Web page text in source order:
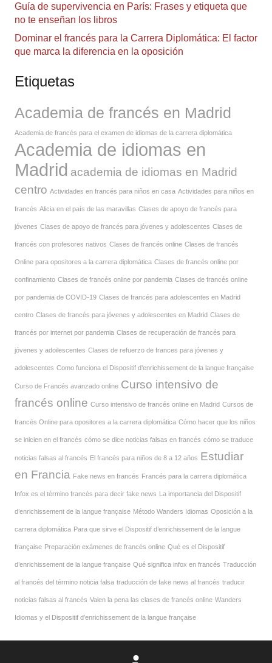
Guía de supervivencia en París: Frases y etiqueta que
no te enseñan los libros
Dominar el francés para la Carrera Diplomática: El factor
que marca la diferencia en la oposición
Etiquetas
Academia de francés en Madrid
Academia de francés para el examen de idiomas de la carrera diplomática
Academia de idiomas en
Madrid academia de idiomas en Madrid
centro Actividades en francés para niños en casa Actividades para niños en
francés Alicia en el país de las maravillas Clases de apoyo de francés para
jóvenes Clases de apoyo de francés para jóvenes y adolescentes Clases de
francés con profesores nativos Clases de francés online Clases de francés
Online para opositores a la carrera diplomática Clases de francés online por
confinamiento Clases de francés online por pandemia Clases de francés online
por pandemia de COVID-19 Clases de francés para adolescentes en Madrid
centro Clases de francés para jóvenes y adolescentes en Madrid Clases de
francés por internet por pandemia Clases de recuperación de francés para
jóvenes y adoilescentes Clases de refuerzo de frances para jóvenes y
adolescentes Como funciona el Dispositif d’enrichissement de la langue française
Curso de Francés avanzado online Curso intensivo de
francés online Curso intensivo de francés online en Madrid Cursos de
francés Online para opositores a la carrera diplomática Cómo hacer que los niños
se inicien en el francés cómo se dice noticias falsas en francés cómo se traduce
noticias falsas al francés El francés para niños de 8 a 12 años Estudiar
en Francia Fake news en francés Francés para la carrera diplomática
Infox es el término francés para decir fake news La importancia del Dispositif
d’enrichissement de la langue française Método Wanders Idiomas Oposición a la
carrera diplomática Para que sirve el Dispositif d’enrichissement de la langue
française Preparación exámenes de francés online Qué es el Dispositif
d’enrichissement de la langue française Qué significa infox en francés Traducción
al francés del término noticia falsa traducción de fake news al francés traducir
noticias falsas al francés Valen la pena las clases de francés online Wanders
Idiomas y el Dispositif d’enrichissement de la langue française